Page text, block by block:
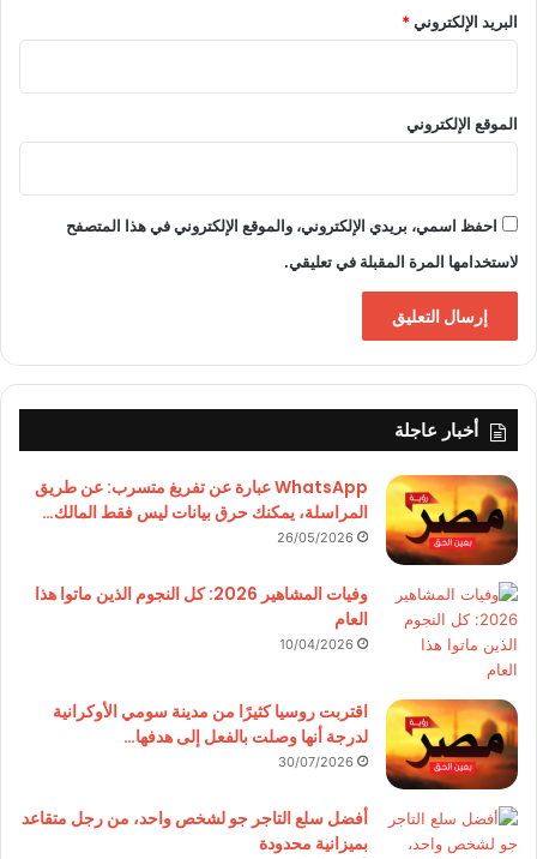
البريد الإلكتروني*
الموقع الإلكتروني
احفظ اسمي، بريدي الإلكتروني، والموقع الإلكتروني في هذا المتصفح
لاستخدامها المرة المقبلة في تعليقي.
أخبار عاجلة
WhatsApp عبارة عن تفريغ متسرب: عن طريق
المراسلة، يمكنك حرق بيانات ليس فقط المالك…
26/05/2026
وفيات المشاهير 2026: كل النجوم الذين ماتوا هذا
العام
10/04/2026
اقتربت روسيا كثيرًا من مدينة سومي الأوكرانية
لدرجة أنها وصلت بالفعل إلى هدفها…
30/07/2026
أفضل سلع التاجر جو لشخص واحد، من رجل متقاعد
بميزانية محدودة